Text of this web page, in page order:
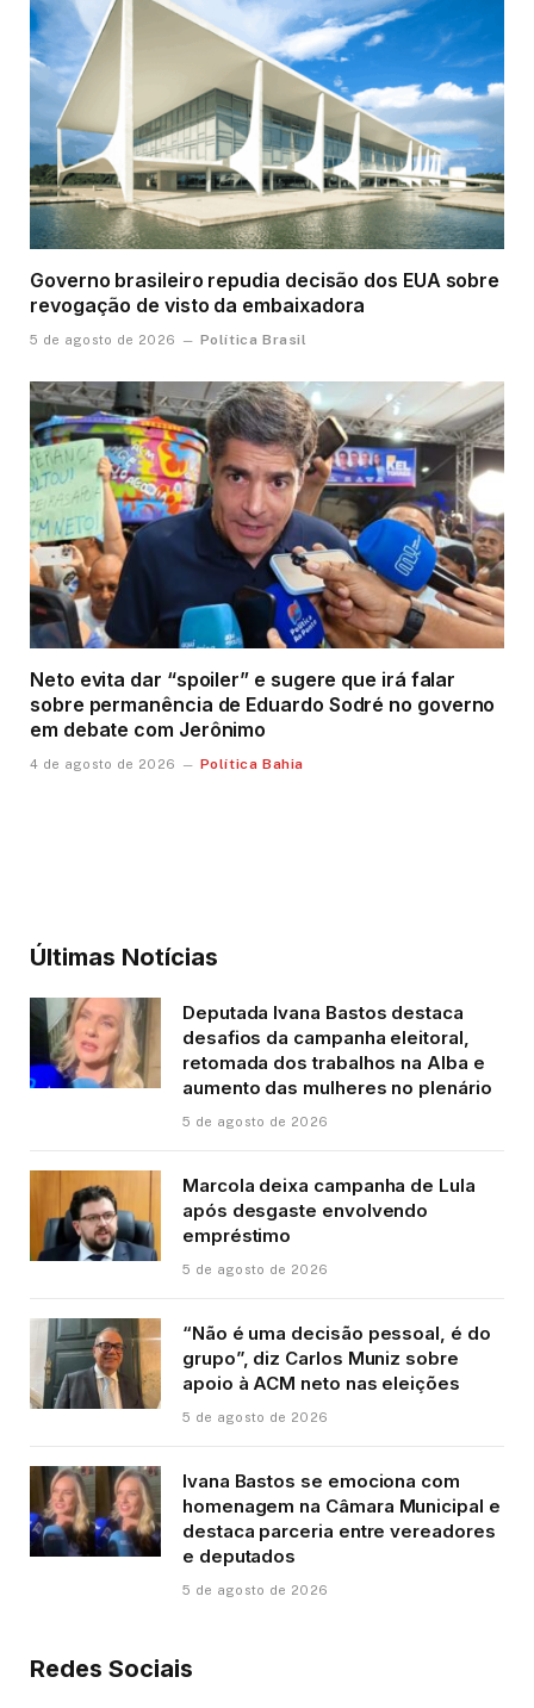
Governo brasileiro repudia decisão dos EUA sobre
revogação de visto da embaixadora
5 de agosto de 2026 Política Brasil
Neto evita dar “spoiler” e sugere que irá falar
sobre permanência de Eduardo Sodré no governo
em debate com Jerônimo
4 de agosto de 2026 Política Bahia
Últimas Notícias
Deputada Ivana Bastos destaca
desafios da campanha eleitoral,
retomada dos trabalhos na Alba e
aumento das mulheres no plenário
5 de agosto de 2026
Marcola deixa campanha de Lula
após desgaste envolvendo
empréstimo
5 de agosto de 2026
“Não é uma decisão pessoal, é do
grupo”, diz Carlos Muniz sobre
apoio à ACM neto nas eleições
5 de agosto de 2026
Ivana Bastos se emociona com
homenagem na Câmara Municipal e
destaca parceria entre vereadores
e deputados
5 de agosto de 2026
Redes Sociais